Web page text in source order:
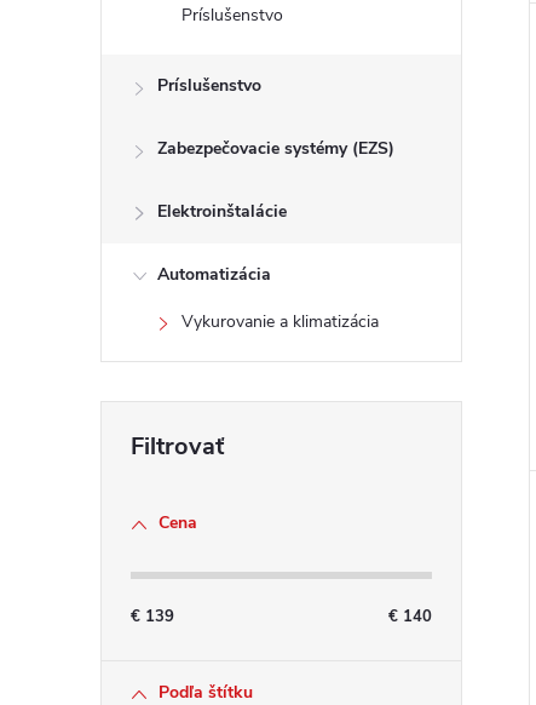
Príslušenstvo
Príslušenstvo
Zabezpečovacie systémy (EZS)
Elektroinštalácie
Automatizácia
Vykurovanie a klimatizácia
Cena
€ 139 € 140
Podľa štítku